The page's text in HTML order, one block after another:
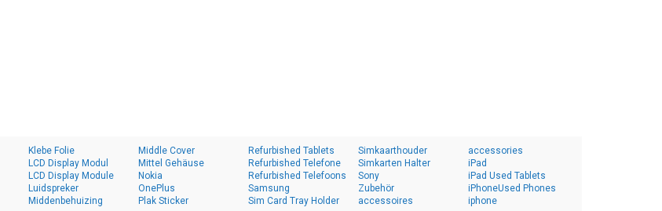
Klebe Folie
LCD Display Modul
LCD Display Module
Luidspreker
Middenbehuizing
Middle Cover
Mittel Gehäuse
Nokia
OnePlus
Plak Sticker
Refurbished Tablets
Refurbished Telefone
Refurbished Telefoons
Samsung
Sim Card Tray Holder
Simkaarthouder
Simkarten Halter
Sony
Zubehör
accessoires
accessories
iPad
iPad Used Tablets
iPhoneUsed Phones
iphone